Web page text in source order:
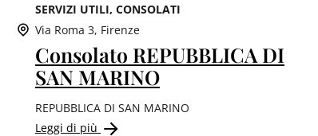
SERVIZI UTILI CONSOLATI
Via Roma 3, Firenze
Consolato REPUBBLICA DI
SAN MARINO
REPUBBLICA DI SAN MARINO
Leggi di più